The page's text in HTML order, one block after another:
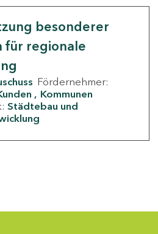
besonderer
für regionale
Fördernehmer:
Kommunen
Städtebau und